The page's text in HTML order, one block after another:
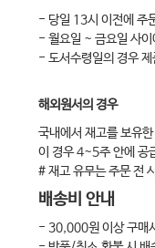
CHAPTER 05|개인
1절 개인위생 요구를
제3절 개인위생 요구와
제4절 개인위생 요구와
제5절 개인위생 요구와
CHAPTER0 6
1절 영양 요구를 위
- 당일 13시 이전에 주
- 월요일 ~ 금요일 사이
- 도서수령일의 경우
해외원서의 경우
국내에서 재고를 보유
이 경우 4~5주 안에 공
# 재고 유무는 주문 전
배송비 안내
- 30,000원 이상 구매